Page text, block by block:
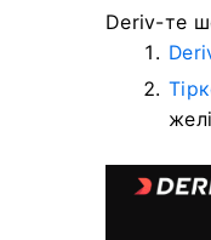
Deriv-те